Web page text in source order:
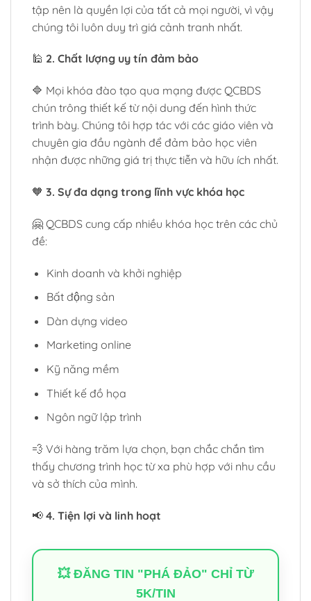
tập nên là quyền lợi của tất cả mọi người, vì vậy
chúng tôi luôn duy trì giá cảnh tranh nhất.
🕌 2. Chất lượng uy tín đảm bảo
🔷 Mọi khóa đào tạo qua mạng được QCBDS
chún trông thiết kế từ nội dung đến hình thức
trình bày. Chúng tôi hợp tác với các giáo viên và
chuyên gia đầu ngành để đảm bảo học viên
nhận được những giá trị thực tiễn và hữu ích nhất.
🧡 3. Sự đa dạng trong lĩnh vực khóa học
🤗 QCBDS cung cấp nhiều khóa học trên các chủ
đề:
Kinh doanh và khởi nghiệp
Bất động sản
Dàn dựng video
Marketing online
Kỹ năng mềm
Thiết kế đồ họa
Ngôn ngữ lập trình
💨 Với hàng trăm lựa chọn, bạn chắc chắn tìm
thấy chương trình học từ xa phù hợp với nhu cầu
và sở thích của mình.
📢 4. Tiện lợi và linh hoạt
💥 ĐĂNG TIN "PHÁ ĐẢO" CHỈ TỪ
5K/TIN